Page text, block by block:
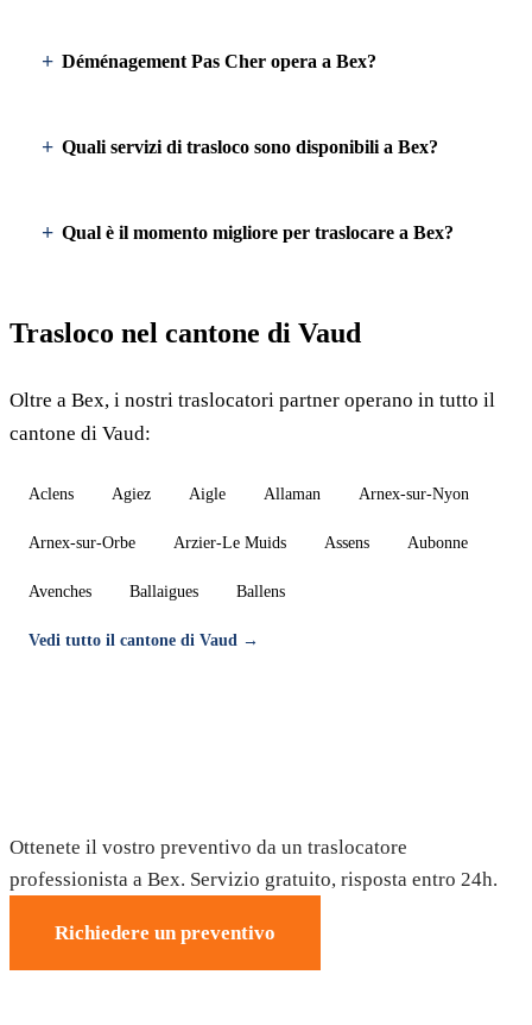
Déménagement Pas Cher opera a Bex?
Quali servizi di trasloco sono disponibili a Bex?
Qual è il momento migliore per traslocare a Bex?
Trasloco nel cantone di Vaud
Oltre a Bex, i nostri traslocatori partner operano in tutto il
cantone di Vaud:
Aclens Agiez Aigle Allaman Arnex-sur-Nyon
Arnex-sur-Orbe Arzier-Le Muids Assens Aubonne
Avenches Ballaigues Ballens
Vedi tutto il cantone di Vaud →
Ottenete il vostro preventivo da un traslocatore
professionista a Bex. Servizio gratuito, risposta entro 24h.
Richiedere un preventivo